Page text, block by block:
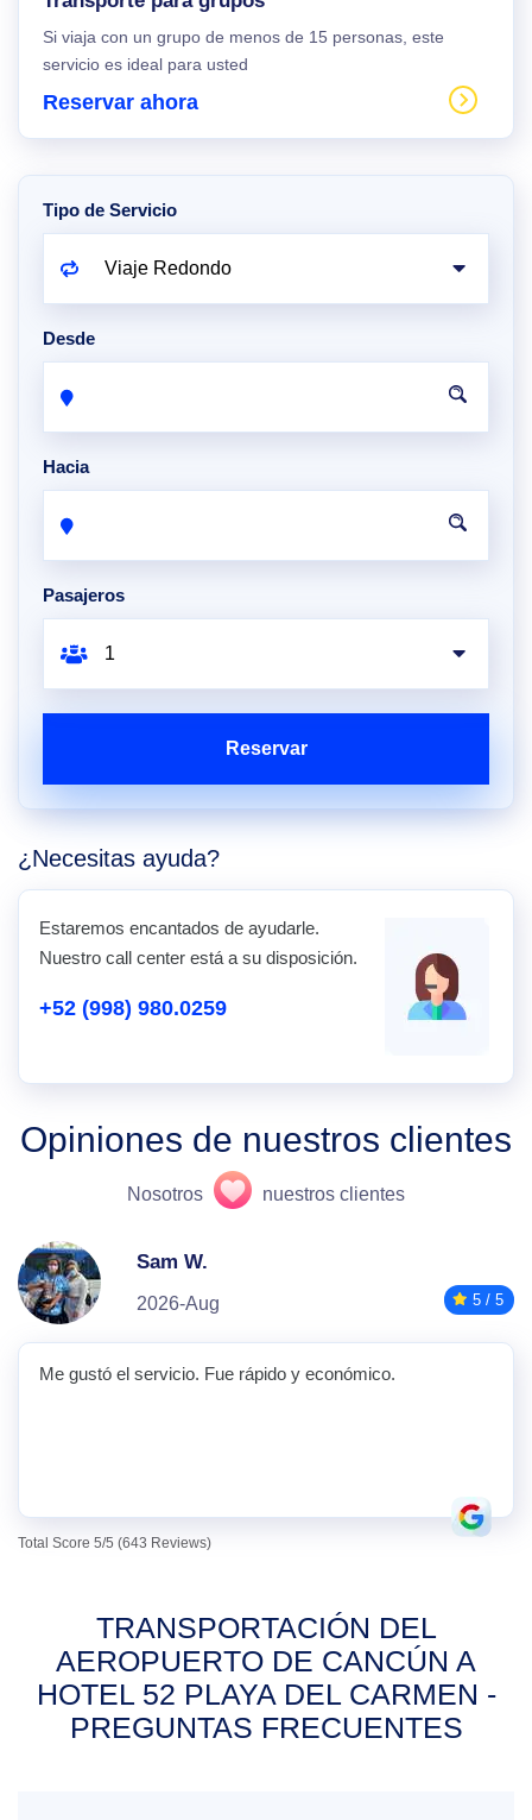
Si viaja con un grupo de menos de 15 personas, este
servicio es ideal para usted
Reservar ahora
Tipo de Servicio
Desde
Hacia
Pasajeros
Reservar
¿Necesitas ayuda?
Estaremos encantados de ayudarle.
Nuestro call center está a su disposición.
+52 (998) 980.0259
Opiniones de nuestros clientes
Nosotros nuestros clientes
Sam W.
2026-Aug 5 / 5
Me gustó el servicio. Fue rápido y económico.
Total Score 5/5 (643 Reviews)
TRANSPORTACIÓN DEL
AEROPUERTO DE CANCÚN A
HOTEL 52 PLAYA DEL CARMEN -
PREGUNTAS FRECUENTES